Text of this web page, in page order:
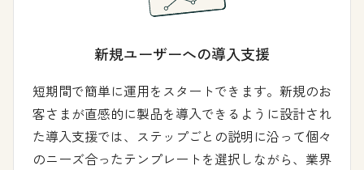
新規ユーザーへの導入支援
短期間で簡単に運用をスタートできます。新規のお
客さまが直感的に製品を導入できるように設計され
た導入支援では、ステップごとの説明に沿って個々
のニーズ合ったテンプレートを選択しながら、業界